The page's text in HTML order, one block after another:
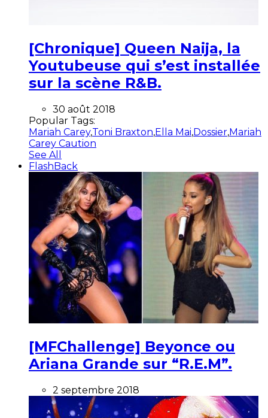
[Chronique] Queen Naija, la
Youtubeuse qui s’est installée
sur la scène R&B.
30 août 2018
Popular Tags:
Mariah Carey,Toni Braxton,Ella Mai,Dossier,Mariah
Carey Caution
See All
FlashBack
[MFChallenge] Beyonce ou
Ariana Grande sur “R.E.M”.
2 septembre 2018